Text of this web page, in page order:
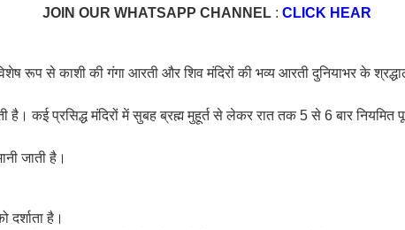
JOIN OUR WHATSAPP CHANNEL : CLICK HEAR
रूप से काशी की गंगा आरती और शिव मंदिरों की भव्य आरती दुनियाभर के
है। कई प्रसिद्ध मंदिरों में सुबह ब्रह्म मुहूर्त से लेकर रात तक 5 से 6 बार
जाती है।
दर्शाता है।